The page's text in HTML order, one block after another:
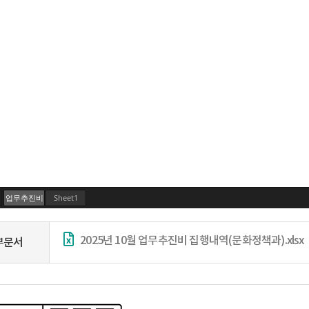
문서 2025년 10월 업무추진비 집행내역(문화정책과).xlsx